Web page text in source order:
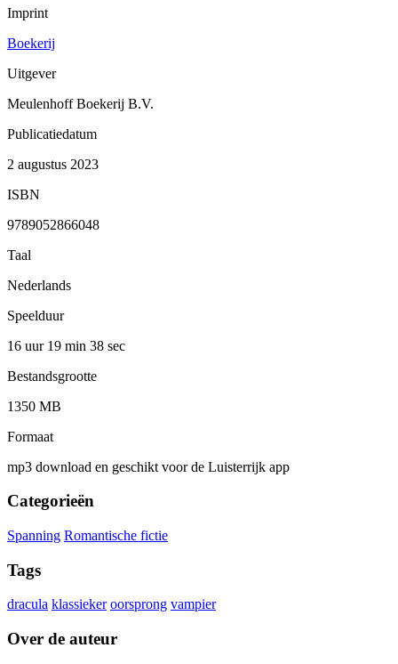
Imprint
Boekerij
Uitgever
Meulenhoff Boekerij B.V.
Publicatiedatum
2 augustus 2023
ISBN
9789052866048
Taal
Nederlands
Speelduur
16 uur 19 min 38 sec
Bestandsgrootte
1350 MB
Formaat
mp3 download en geschikt voor de Luisterrijk app
Categorieën
Spanning Romantische fictie
Tags
dracula klassieker oorsprong vampier
Over de auteur